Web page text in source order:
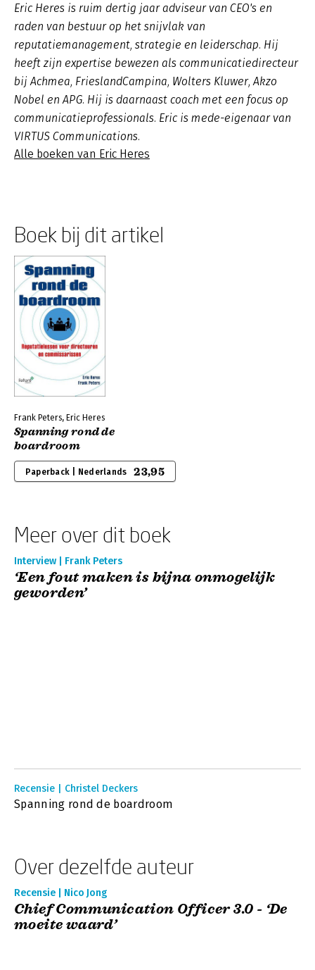
Eric Heres is ruim dertig jaar adviseur van CEO's en
raden van bestuur op het snijvlak van
reputatiemanagement, strategie en leiderschap. Hij
heeft zijn expertise bewezen als communicatiedirecteur
bij Achmea, FrieslandCampina, Wolters Kluwer, Akzo
Nobel en APG. Hij is daarnaast coach met een focus op
communicatieprofessionals. Eric is mede-eigenaar van
VIRTUS Communications.
Alle boeken van Eric Heres
Boek bij dit artikel
Frank Peters, Eric Heres
Spanning rond de
boardroom
Paperback | Nederlands 23,95
Meer over dit boek
Interview | Frank Peters
‘Een fout maken is bijna onmogelijk
geworden’
Recensie | Christel Deckers
Spanning rond de boardroom
Over dezelfde auteur
Recensie | Nico Jong
Chief Communication Officer 3.0 - ‘De
moeite waard’